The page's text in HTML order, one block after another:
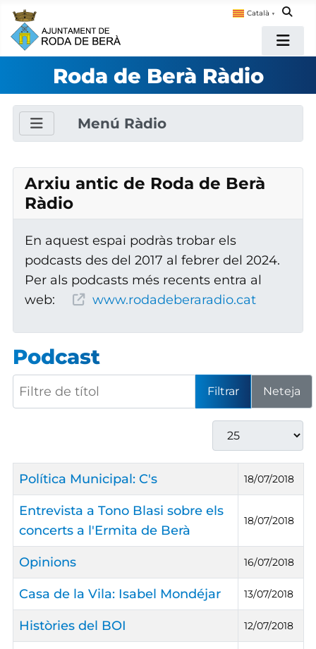
Català ▼
Roda de Berà Ràdio
Menú Ràdio
Arxiu antic de Roda de Berà
Ràdio
En aquest espai podràs trobar els
podcasts des del 2017 al febrer del 2024.
Per als podcasts més recents entra al
web:
www.rodadeberaradio.cat
Podcast
Filtre de títol
Filtrar Neteja
Mostrar #
Títol Data de Publicació
Política Municipal: C's 18/07/2018
Entrevista a Tono Blasi sobre els
concerts a l'Ermita de Berà
18/07/2018
Opinions 16/07/2018
Casa de la Vila: Isabel Mondéjar 13/07/2018
Històries del BOI 12/07/2018